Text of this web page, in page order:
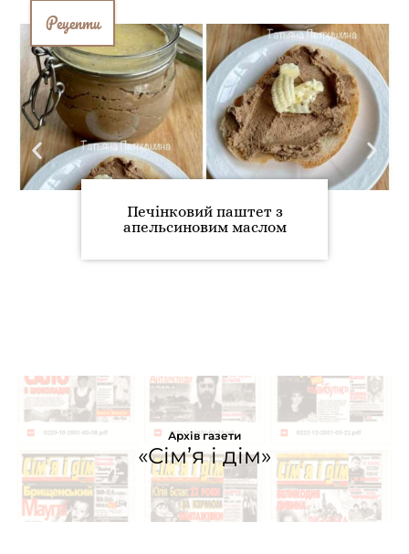
Рецепти
Печінковий паштет з
апельсиновим маслом
Архів газети
«Сім’я і дім»